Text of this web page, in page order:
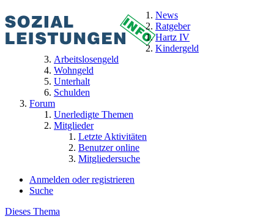
News
Ratgeber
Hartz IV
Kindergeld
Arbeitslosengeld
Wohngeld
Unterhalt
Schulden
Forum
Unerledigte Themen
Mitglieder
Letzte Aktivitäten
Benutzer online
Mitgliedersuche
Anmelden oder registrieren
Suche
Dieses Thema